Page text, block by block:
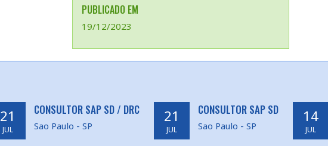
PUBLICADO EM
19/12/2023
21
JUL
CONSULTOR SAP SD / DRC
Sao Paulo - SP
21
JUL
CONSULTOR SAP SD
Sao Paulo - SP
14
JUL